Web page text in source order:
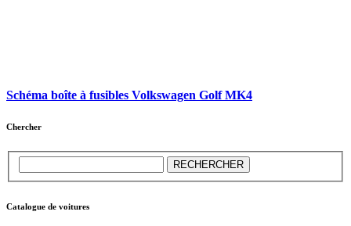
Schéma boîte à fusibles Volkswagen Golf MK4
Chercher
Catalogue de voitures